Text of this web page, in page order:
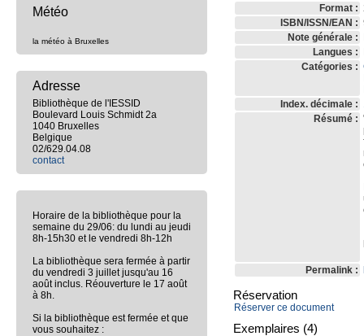
Format :
ISBN/ISSN/EAN :
Note générale :
Langues :
Catégories :
Index. décimale :
Résumé :
Permalink :
Réservation
Réserver ce document
Exemplaires (4)
Météo
la météo à Bruxelles
Adresse
Bibliothèque de l'IESSID
Boulevard Louis Schmidt 2a
1040 Bruxelles
Belgique
02/629.04.08
contact
Horaire de la bibliothèque pour la
semaine du 29/06: du lundi au jeudi
8h-15h30 et le vendredi 8h-12h
La bibliothèque sera fermée à partir
du vendredi 3 juillet jusqu'au 16
août inclus. Réouverture le 17 août
à 8h.
Si la bibliothèque est fermée et que
vous souhaitez :